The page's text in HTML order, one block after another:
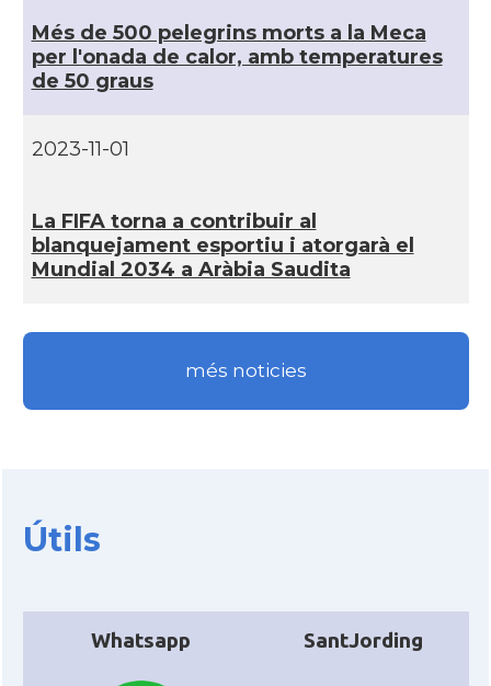
Més de 500 pelegrins morts a la Meca
per l'onada de calor, amb temperatures
de 50 graus
2023-11-01
La FIFA torna a contribuir al
blanquejament esportiu i atorgarà el
Mundial 2034 a Aràbia Saudita
més noticies
Útils
Whatsapp SantJording